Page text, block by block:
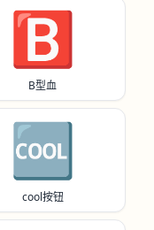
🅱️
B型血
🆒
cool按钮